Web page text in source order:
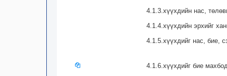
4.1.3.хүүхдийн нас,
4.1.4.хүүхдийн эрхийг
4.1.5.хүүхдийг нас, бие,
4.1.6.хүүхдийг бие